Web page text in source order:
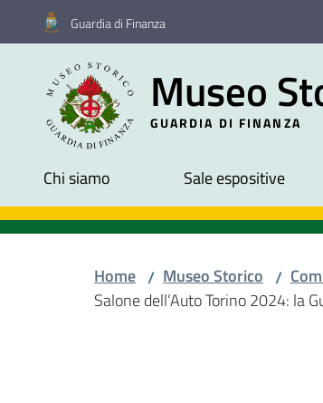
Vai al contenuto
Vai alla navigazione
Vai al footerGuardia di Finanza
Museo
GUARDIA DI FINANZA
Chi siamo Sale espositive
Home / Museo Storico /
Salone dell’Auto Torino 2024: la